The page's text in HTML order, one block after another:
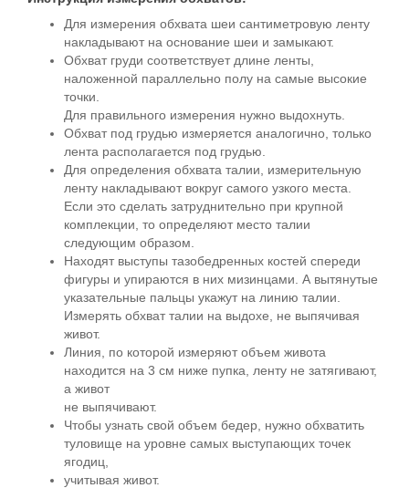
Для измерения обхвата шеи сантиметровую ленту
накладывают на основание шеи и замыкают.
Обхват груди соответствует длине ленты,
наложенной параллельно полу на самые высокие
точки.
Для правильного измерения нужно выдохнуть.
Обхват под грудью измеряется аналогично, только
лента располагается под грудью.
Для определения обхвата талии, измерительную
ленту накладывают вокруг самого узкого места.
Если это сделать затруднительно при крупной
комплекции, то определяют место талии
следующим образом.
Находят выступы тазобедренных костей спереди
фигуры и упираются в них мизинцами. А вытянутые
указательные пальцы укажут на линию талии.
Измерять обхват талии на выдохе, не выпячивая
живот.
Линия, по которой измеряют объем живота
находится на 3 см ниже пупка, ленту не затягивают,
а живот
не выпячивают.
Чтобы узнать свой объем бедер, нужно обхватить
туловище на уровне самых выступающих точек
ягодиц,
учитывая живот.